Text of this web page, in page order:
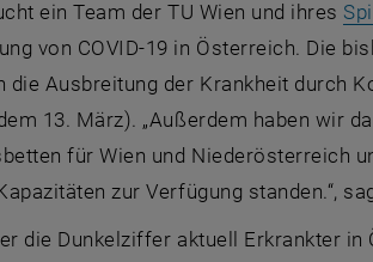
ein Team der TU Wien und ihres
von COVID-19 in Österreich. Die
Ausbreitung der Krankheit durch
13. März). „Außerdem haben wir
für Wien und Niederösterreich
zur Verfügung standen.“,
die Dunkelziffer aktuell Erkrankter